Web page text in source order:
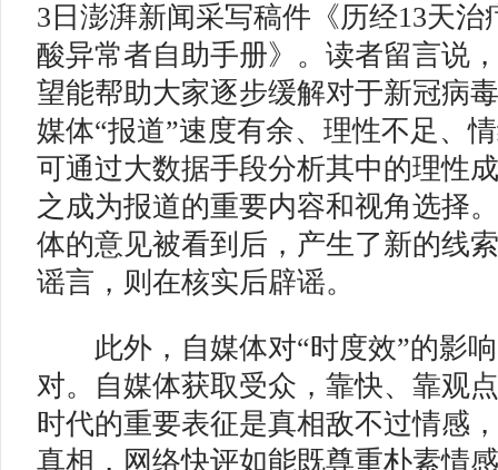
3日澎湃新闻采写稿件《历经13天
酸异常者自助手册》。读者留言说
望能帮助大家逐步缓解对于新冠病
媒体“报道”速度有余、理性不足、
可通过大数据手段分析其中的理性
之成为报道的重要内容和视角选择
体的意见被看到后，产生了新的线
谣言，则在核实后辟谣。
此外，自媒体对“时度效”的影响
对。自媒体获取受众，靠快、靠观
时代的重要表征是真相敌不过情感
真相，网络快评如能既尊重朴素情